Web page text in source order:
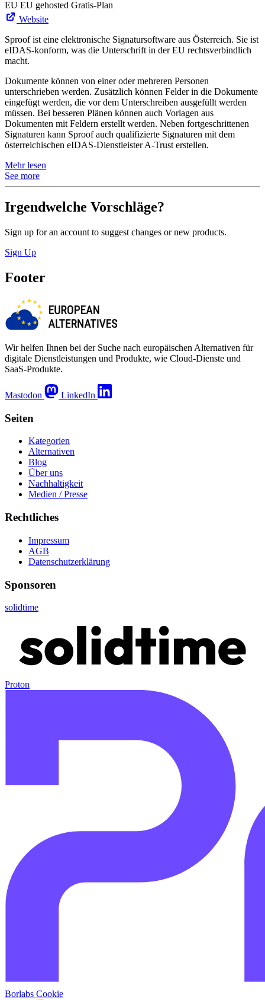
EU EU gehosted Gratis-Plan
Website
Sproof ist eine elektronische Signatursoftware aus Österreich. Sie ist
eIDAS-konform, was die Unterschrift in der EU rechtsverbindlich
macht.
Dokumente können von einer oder mehreren Personen
unterschrieben werden. Zusätzlich können Felder in die Dokumente
eingefügt werden, die vor dem Unterschreiben ausgefüllt werden
müssen. Bei besseren Plänen können auch Vorlagen aus
Dokumenten mit Feldern erstellt werden. Neben fortgeschrittenen
Signaturen kann Sproof auch qualifizierte Signaturen mit dem
österreichischen eIDAS-Dienstleister A-Trust erstellen.
Mehr lesen
See more
Irgendwelche Vorschläge?
Sign up for an account to suggest changes or new products.
Sign Up
Footer
Wir helfen Ihnen bei der Suche nach europäischen Alternativen für
digitale Dienstleistungen und Produkte, wie Cloud-Dienste und
SaaS-Produkte.
Mastodon LinkedIn
Seiten
Kategorien
Alternativen
Blog
Über uns
Nachhaltigkeit
Medien / Presse
Rechtliches
Impressum
AGB
Datenschutzerklärung
Sponsoren
solidtime
Proton
Borlabs Cookie